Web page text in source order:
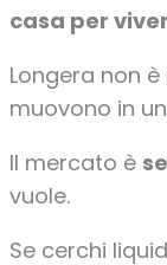
casa per
Longera non
muovono in
Il mercato è
vuole.
Se cerchi